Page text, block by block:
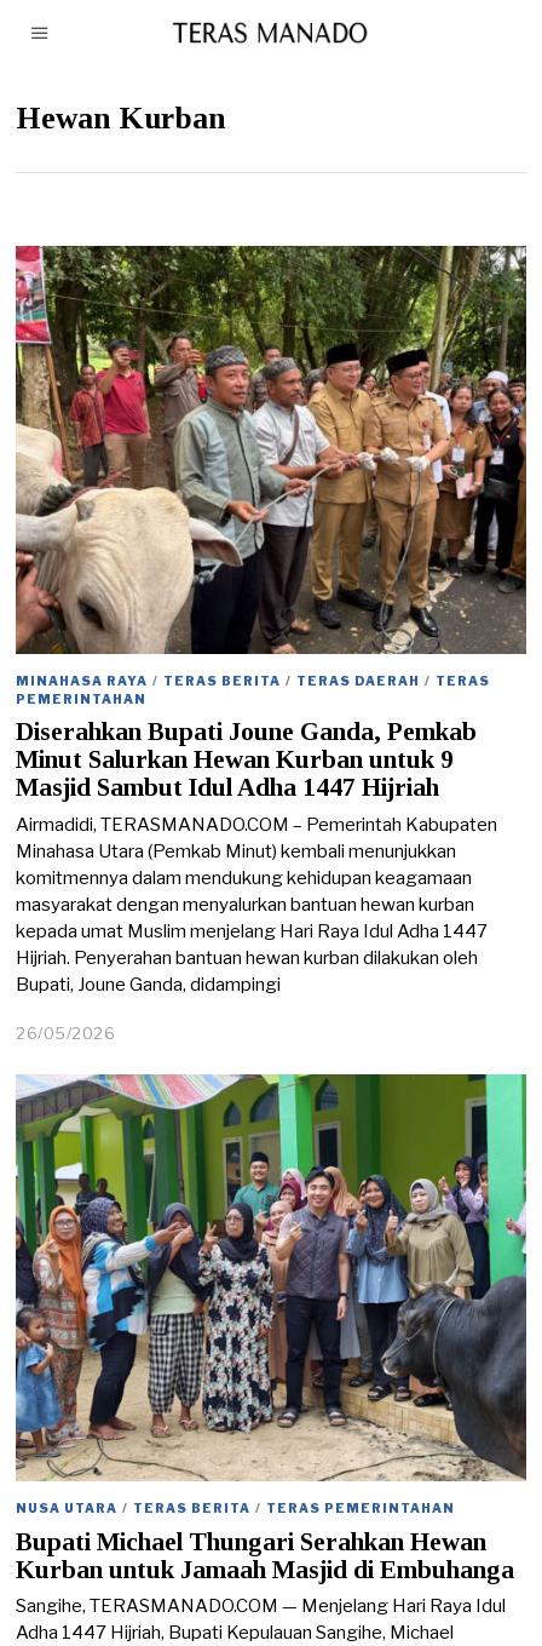
Hewan Kurban
MINAHASA RAYA / TERAS BERITA / TERAS DAERAH / TERAS
PEMERINTAHAN
Diserahkan Bupati Joune Ganda, Pemkab
Minut Salurkan Hewan Kurban untuk 9
Masjid Sambut Idul Adha 1447 Hijriah
Airmadidi, TERASMANADO.COM – Pemerintah Kabupaten
Minahasa Utara (Pemkab Minut) kembali menunjukkan
komitmennya dalam mendukung kehidupan keagamaan
masyarakat dengan menyalurkan bantuan hewan kurban
kepada umat Muslim menjelang Hari Raya Idul Adha 1447
Hijriah. Penyerahan bantuan hewan kurban dilakukan oleh
Bupati, Joune Ganda, didampingi
26/05/2026
/
0
5
/
2
2
6
NUSA UTARA / TERAS BERITA / TERAS PEMERINTAHAN
Bupati Michael Thungari Serahkan Hewan
Kurban untuk Jamaah Masjid di Embuhanga
Sangihe, TERASMANADO.COM — Menjelang Hari Raya Idul
Adha 1447 Hijriah, Bupati Kepulauan Sangihe, Michael